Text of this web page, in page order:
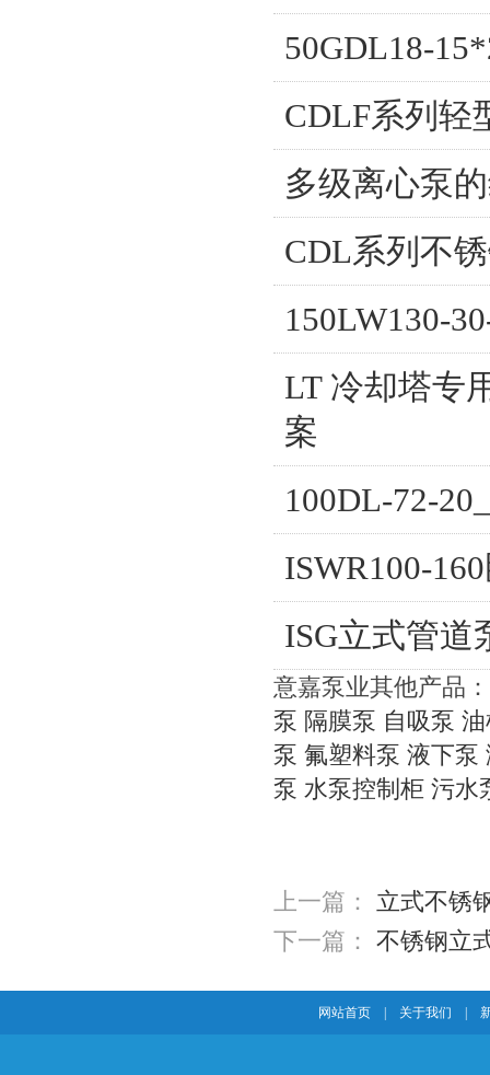
50GDL18-
CDLF系列轻
多级离心泵
CDL系列不
150LW130-
LT 冷却塔专
案
100DL-72-
ISWR100-
ISG立式管道
意嘉泵业其他产品：
泵 隔膜泵 自吸泵
泵 氟塑料泵 液下泵
泵 水泵控制柜 污水
上一篇： 立式不锈
下一篇： 不锈钢立
网站首页 关于我们